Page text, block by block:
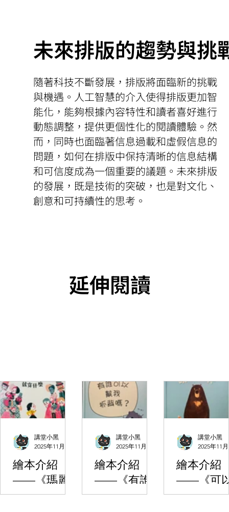
未來排版的趨勢與挑
隨著科技不斷發展，排版將面臨新的挑戰
與機遇。人工智慧的介入使得排版更加智
能化，能夠根據內容特性和讀者喜好進行
動態調整，提供更個性化的閱讀體驗。然
而，同時也面臨著信息過載和虛假信息的
問題，如何在排版中保持清晰的信息結構
和可信度成為一個重要的議題。未來排版
的發展，既是技術的突破，也是對文化、
創意和可持續性的思考。
延伸閱讀
繪本介紹
——《瑪麗
愛穿什麼就
講堂小黑
2025年11月5日
讀畢需時 2 分鐘
繪本介紹
——《有誰
可以幫我抓
講堂小黑
2025年11月5日
讀畢需時 1 分鐘
繪本介紹
——《可
說晚安了
講堂小黑
2025年11